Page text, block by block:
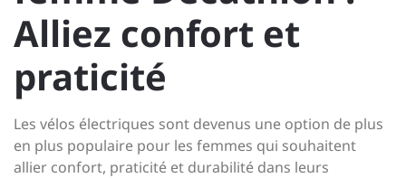
Alliez confort et
praticité
Les vélos électriques sont devenus une option de plus
en plus populaire pour les femmes qui souhaitent
allier confort, praticité et durabilité dans leurs